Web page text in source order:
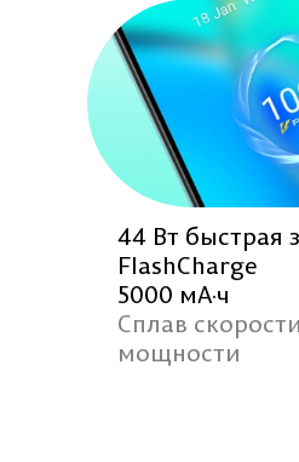
44 Вт быстрая
FlashCharge
5000 мА·ч
Сплав
мощности